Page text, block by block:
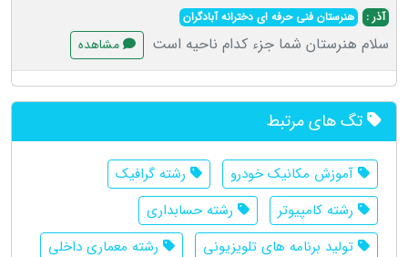
آذر : هنرستان فنی حرفه ای دخترانه آبادگران
سلام هنرستان شما جزء کدام ناحیه است مشاهده
تگ های مرتبط
آموزش مکانیک خودرو
رشته گرافیک
رشته کامپیوتر
رشته حسابداری
تولید برنامه های تلویزیونی
رشته معماری داخلی